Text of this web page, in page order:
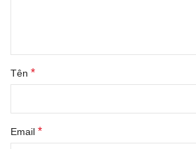
Tên *
Email *